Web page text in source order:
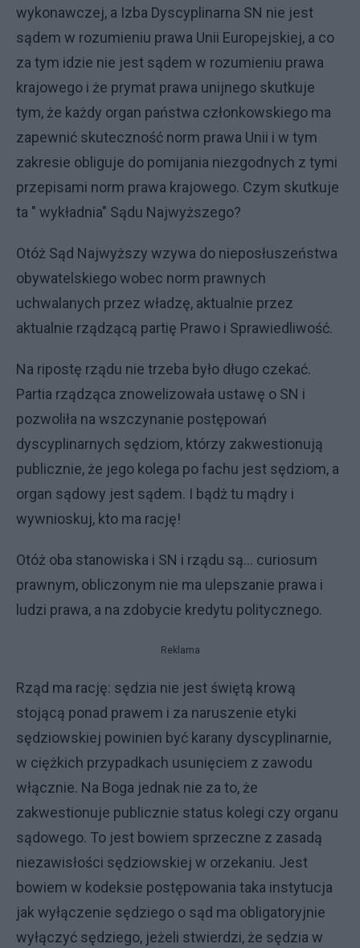
wykonawczej, a Izba Dyscyplinarna SN nie jest
sądem w rozumieniu prawa Unii Europejskiej, a co
za tym idzie nie jest sądem w rozumieniu prawa
krajowego i że prymat prawa unijnego skutkuje
tym, że każdy organ państwa członkowskiego ma
zapewnić skuteczność norm prawa Unii i w tym
zakresie obliguje do pomijania niezgodnych z tymi
przepisami norm prawa krajowego. Czym skutkuje
ta " wykładnia" Sądu Najwyższego?
Otóż Sąd Najwyższy wzywa do nieposłuszeństwa
obywatelskiego wobec norm prawnych
uchwalanych przez władzę, aktualnie przez
aktualnie rządzącą partię Prawo i Sprawiedliwość.
Na ripostę rządu nie trzeba było długo czekać.
Partia rządząca znowelizowała ustawę o SN i
pozwoliła na wszczynanie postępowań
dyscyplinarnych sędziom, którzy zakwestionują
publicznie, że jego kolega po fachu jest sędziom, a
organ sądowy jest sądem. I bądż tu mądry i
wywnioskuj, kto ma rację!
Otóż oba stanowiska i SN i rządu są... curiosum
prawnym, obliczonym nie ma ulepszanie prawa i
ludzi prawa, a na zdobycie kredytu politycznego.
Reklama
Rząd ma rację: sędzia nie jest świętą krową
stojącą ponad prawem i za naruszenie etyki
sędziowskiej powinien być karany dyscyplinarnie,
w ciężkich przypadkach usunięciem z zawodu
włącznie. Na Boga jednak nie za to, że
zakwestionuje publicznie status kolegi czy organu
sądowego. To jest bowiem sprzeczne z zasadą
niezawisłości sędziowskiej w orzekaniu. Jest
bowiem w kodeksie postępowania taka instytucja
jak wyłączenie sędziego o sąd ma obligatoryjnie
wyłączyć sędziego, jeżeli stwierdzi, że sędzia w